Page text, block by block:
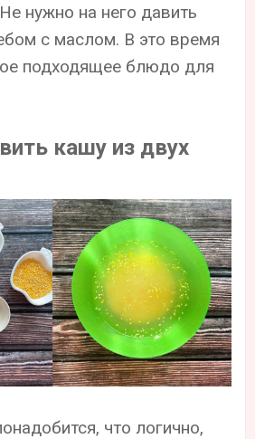
нужно на него давить
с маслом. В это время
подходящее блюдо для
кашу из двух
что логично,